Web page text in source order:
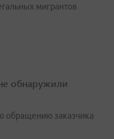
мигрантов
обнаружили
обращению заказчика